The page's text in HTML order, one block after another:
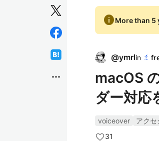
more_horiz
infoMore than 5
@ymrlin
macOS
ダー対応
voiceover アクセ
31